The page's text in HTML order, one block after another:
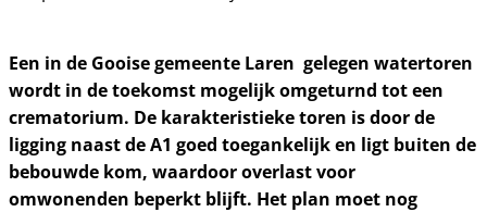
Een in de Gooise gemeente Laren gelegen watertoren
wordt in de toekomst mogelijk omgeturnd tot een
crematorium. De karakteristieke toren is door de
ligging naast de A1 goed toegankelijk en ligt buiten de
bebouwde kom, waardoor overlast voor
omwonenden beperkt blijft. Het plan moet nog